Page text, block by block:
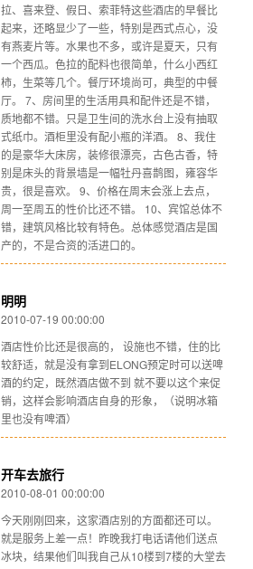
拉、喜来登、假日、索菲特这些酒店的早餐比
起来，还略显少了一些，特别是西式点心，没
有燕麦片等。水果也不多，或许是夏天，只有
一个西瓜。色拉的配料也很简单，什么小西红
柿，生菜等几个。餐厅环境尚可，典型的中餐
厅。 7、房间里的生活用具和配件还是不错，
质地都不错。只是卫生间的洗水台上没有抽取
式纸巾。酒柜里没有配小瓶的洋酒。 8、我住
的是豪华大床房，装修很漂亮，古色古香，特
别是床头的背景墙是一幅牡丹喜鹊图，雍容华
贵，很是喜欢。 9、价格在周末会涨上去点，
周一至周五的性价比还不错。 10、宾馆总体不
错，建筑风格比较有特色。总体感觉酒店是国
产的，不是合资的活进口的。
明明
2010-07-19 00:00:00
酒店性价比还是很高的， 设施也不错，住的比
较舒适，就是没有拿到ELONG预定时可以送啤
酒的约定，既然酒店做不到 就不要以这个来促
销，这样会影响酒店自身的形象，（说明冰箱
里也没有啤酒）
开车去旅行
2010-08-01 00:00:00
今天刚刚回来，这家酒店别的方面都还可以。
就是服务上差一点！昨晚我打电话请他们送点
冰块，结果他们叫我自己从10楼到7楼的大堂去